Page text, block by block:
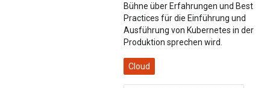
Bühne über Erfahrungen und Best
Practices für die Einführung und
Ausführung von Kubernetes in der
Produktion sprechen wird.
Cloud